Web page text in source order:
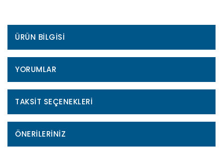
ÜRÜN BILGISI
YORUMLAR
TAKSIT SEÇENEKLERI
ÖNERILERINIZ